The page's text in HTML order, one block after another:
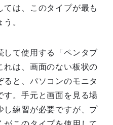
ては、このタイプが最も
。
して使用する「ペンタブ
れは、画面のない板状の
ると、パソコンのモニタ
す。手元と画面を見る場
し練習が必要ですが、プ